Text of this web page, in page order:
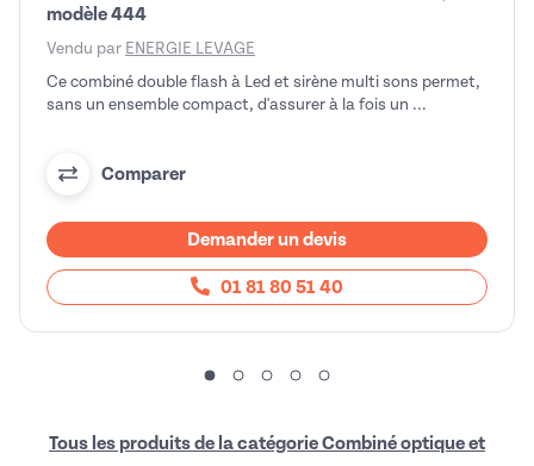
modèle 444
Vendu par ENERGIE LEVAGE
Ce combiné double flash à Led et sirène multi sons permet,
sans un ensemble compact, d'assurer à la fois un ...
Comparer
Demander un devis
01 81 80 51 40
Tous les produits de la catégorie Combiné optique et